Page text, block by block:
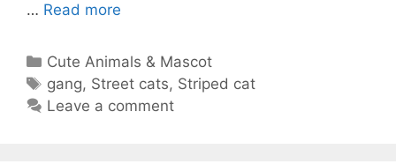
… Read more
STREET
Categories
Cute Animals & Mascot
Tags
gang, Street cats, Striped cat
Leave a comment